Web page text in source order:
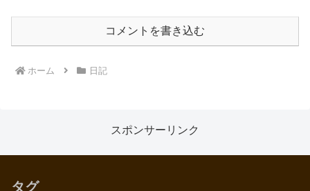
コメントを書き込む
ホーム 日記
スポンサーリンク
タグ